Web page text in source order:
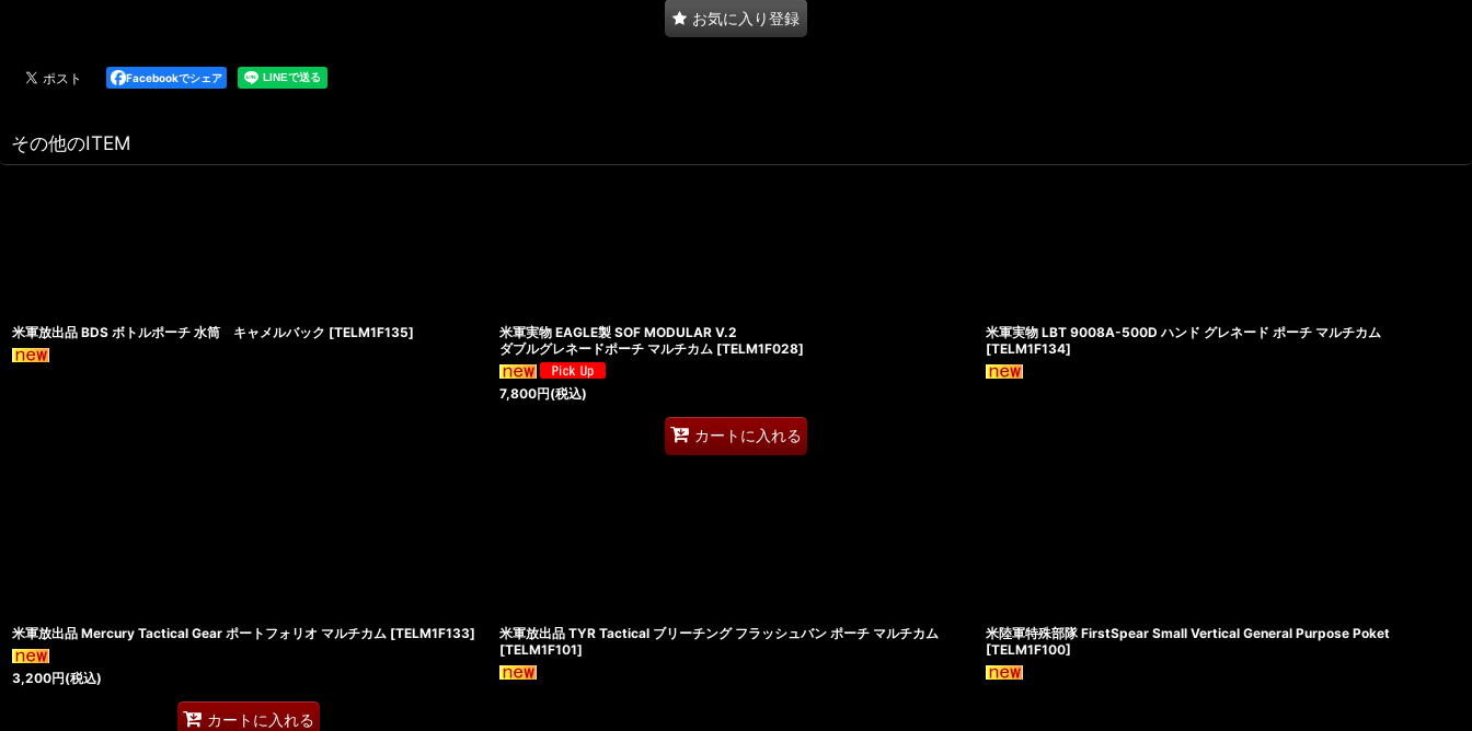
お気に入り登録
Facebookでシェア
その他のITEM
米軍放出品 BDS ボトルポーチ 水筒 キャメルバック [TELM1F135]
米軍実物 EAGLE製 SOF MODULAR V.2
ダブルグレネードポーチ マルチカム [TELM1F028]
7,800円(税込)
カートに入れる
米軍実物 LBT 9008A-500D ハンド グレネード ポーチ マルチカム
[TELM1F134]
米軍放出品 Mercury Tactical Gear ポートフォリオ マルチカム [TELM1F133]
3,200円(税込)
カートに入れる
米軍放出品 TYR Tactical ブリーチング フラッシュバン ポーチ マルチカム
[TELM1F101]
米陸軍特殊部隊 FirstSpear Small Vertical General Purpose Poket
[TELM1F100]